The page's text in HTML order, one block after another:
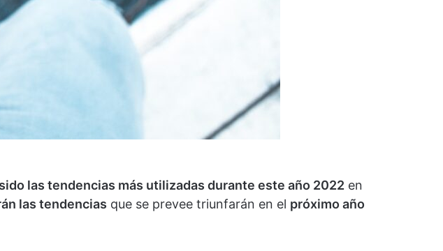
las tendencias más utilizadas durante este año 2022 en
las tendencias que se prevee triunfarán en el próximo año